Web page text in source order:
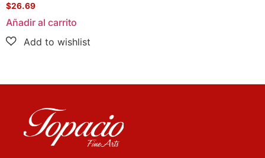
$26.69
Añadir al carrito